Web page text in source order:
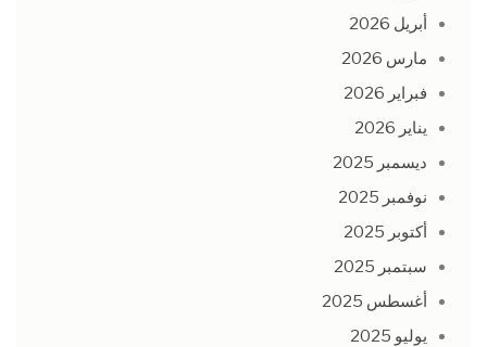
أبريل 2026
مارس 2026
فبراير 2026
يناير 2026
ديسمبر 2025
نوفمبر 2025
أكتوبر 2025
سبتمبر 2025
أغسطس 2025
يوليو 2025